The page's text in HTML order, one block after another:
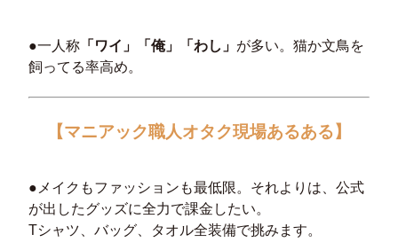
●一人称「ワイ」「俺」「わし」 が多い。猫か文鳥を
飼ってる率高め。
【マニアック職人オタク現場あるある】
●メイクもファッションも最低限。それよりは、公式
が出したグッズに全力で課金したい。
Tシャツ、バッグ、タオル全装備で挑みます。